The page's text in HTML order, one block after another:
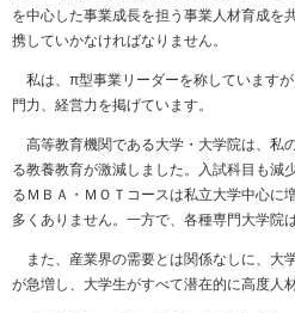
を中心した事業成長を担う事業人材育成を
携していかなければなりません。
私は、π型事業リーダーを称しています
門力、経営力を掲げています。
高等教育機関である大学・大学院は、私
る教養教育が激減しました。入試科目も減
るＭＢＡ・ＭＯＴコースは私立大学中心に
多くありません。一方で、各種専門大学院
また、産業界の需要とは関係なしに、大
が急増し、大学生がすべて潜在的に高度人